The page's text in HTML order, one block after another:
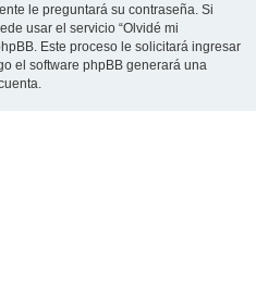
le preguntará su contraseña. Si
usar el servicio “Olvidé mi
Este proceso le solicitará ingresar
el software phpBB generará una